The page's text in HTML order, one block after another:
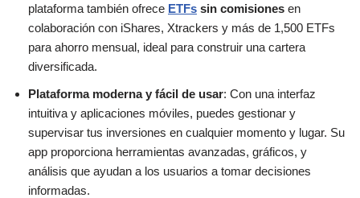
plataforma también ofrece ETFs sin comisiones en
colaboración con iShares, Xtrackers y más de 1,500 ETFs
para ahorro mensual, ideal para construir una cartera
diversificada.
Plataforma moderna y fácil de usar: Con una interfaz
intuitiva y aplicaciones móviles, puedes gestionar y
supervisar tus inversiones en cualquier momento y lugar. Su
app proporciona herramientas avanzadas, gráficos, y
análisis que ayudan a los usuarios a tomar decisiones
informadas.